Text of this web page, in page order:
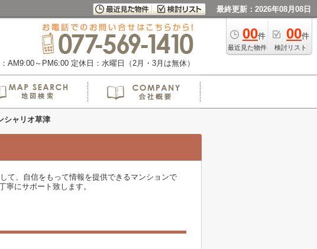
最終更新：2026年08月08日
00件
最近見た物件
00件
検討リスト
AM9:00～PM6:00 定休日：水曜日（2月・3月は無休）
シャリオ草津
て、自信をもって情報を提供できるマンションで
にサポート致します。